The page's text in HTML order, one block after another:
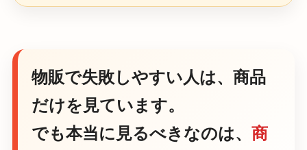
物販で失敗しやすい人は、商品
だけを見ています。
でも本当に見るべきなのは、 商